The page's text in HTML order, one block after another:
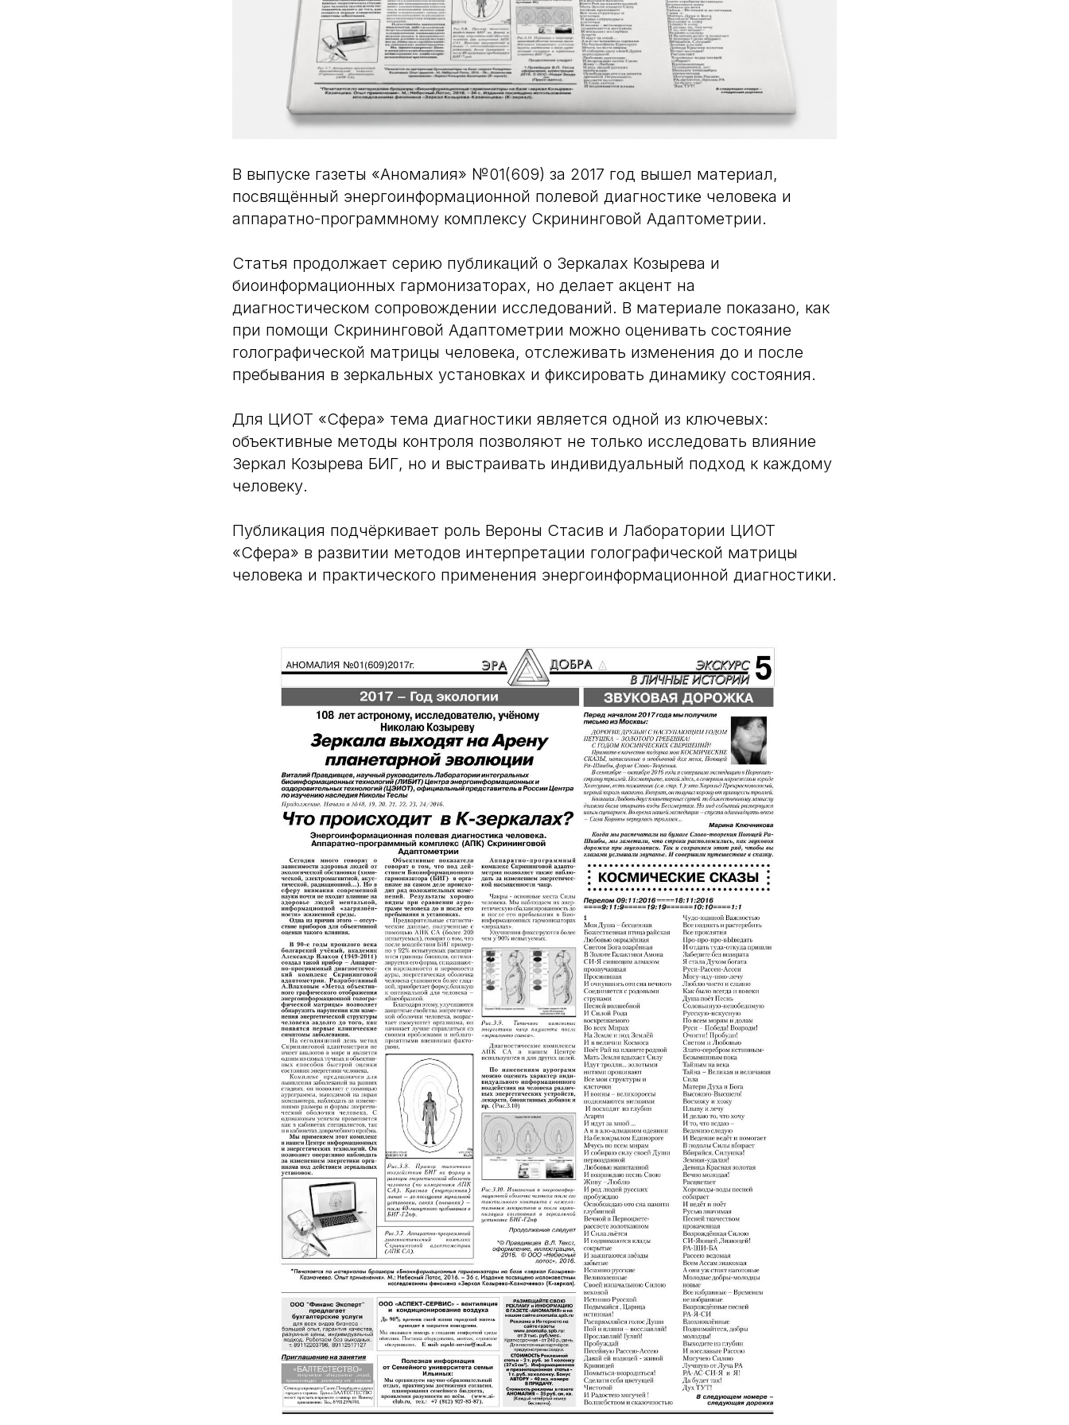
В выпуске газеты «Аномалия» №01(609) за 2017 год вышел материал,
посвящённый энергоинформационной полевой диагностике человека и
аппаратно-программному комплексу Скрининговой Адаптометрии.
Статья продолжает серию публикаций о Зеркалах Козырева и
биоинформационных гармонизаторах, но делает акцент на
диагностическом сопровождении исследований. В материале показано, как
при помощи Скрининговой Адаптометрии можно оценивать состояние
голографической матрицы человека, отслеживать изменения до и после
пребывания в зеркальных установках и фиксировать динамику состояния.
Для ЦИОТ «Сфера» тема диагностики является одной из ключевых:
объективные методы контроля позволяют не только исследовать влияние
Зеркал Козырева БИГ, но и выстраивать индивидуальный подход к каждому
человеку.
Публикация подчёркивает роль Вероны Стасив и Лаборатории ЦИОТ
«Сфера» в развитии методов интерпретации голографической матрицы
человека и практического применения энергоинформационной диагностики.